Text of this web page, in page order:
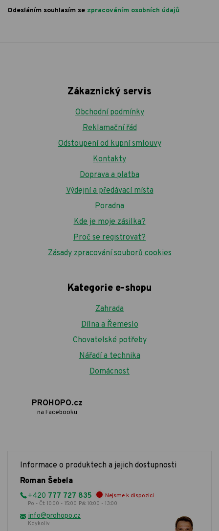
Odesláním souhlasím se zpracováním osobních údajů
Zákaznický servis
Obchodní podmínky
Reklamační řád
Odstoupení od kupní smlouvy
Kontakty
Doprava a platba
Výdejní a předávací místa
Poradna
Kde je moje zásilka?
Proč se registrovat?
Zásady zpracování souborů cookies
Kategorie e-shopu
Zahrada
Dílna a Řemeslo
Chovatelské potřeby
Nářadí a technika
Domácnost
PROHOPO.cz
na Facebooku
Informace o produktech a jejich dostupnosti
Roman Šebela
+420 777 727 835 Nejsme k dispozici
Po - Čt: 10:00 - 15:00, Pá: 10:00 - 13:00
info@prohopo.cz
Kdykoliv